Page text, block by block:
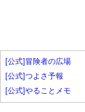
[公式]冒険者の広場
[公式]つよさ予報
[公式]やることメモ